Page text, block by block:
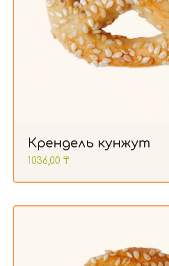
Крендель кунжут
1036,00₸